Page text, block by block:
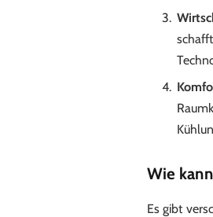
Wie
Es gibt